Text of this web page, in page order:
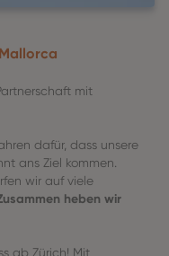
mit
dafür, dass unsere
ans Ziel kommen.
wir auf viele
heben wir
ab Zürich! Mit